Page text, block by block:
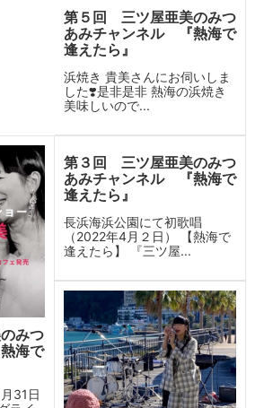
第５回 三ツ屋亜美のみつ
あみチャンネル 『熱海で
逢えたら』
浜焼き 貴美さんにお伺いしま
した❣️是非是非 熱海の浜焼き
美味しいので...
みつ
海で
31日
第３回 三ツ屋亜美のみつ
あみチャンネル 『熱海で
逢えたら』
長浜海浜公園にて初歌唱
（2022年4月２日） 【熱海で
逢えたら】 『三ツ屋...